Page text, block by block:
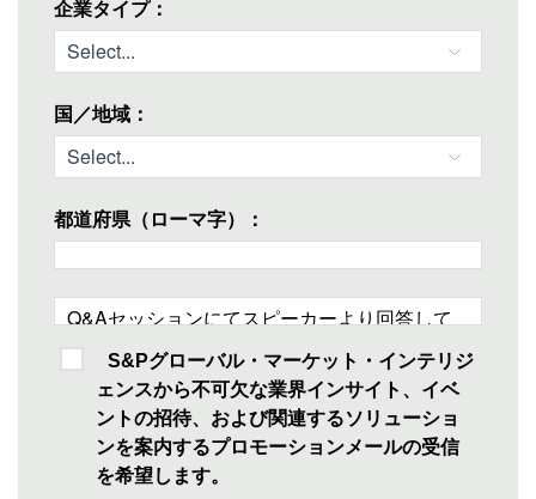
企業タイプ：
国／地域：
都道府県（ローマ字）：
S&Pグローバル・マーケット・インテリジ
ェンスから不可欠な業界インサイト、イベ
ントの招待、および関連するソリューショ
ンを案内するプロモーションメールの受信
を希望します。